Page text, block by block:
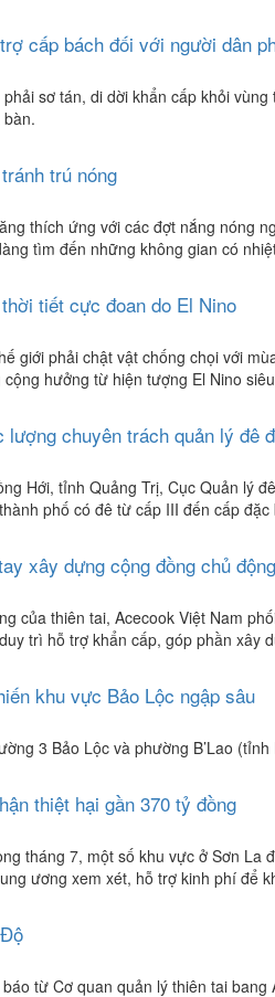
cấp bách đối với người dân
sơ tán, di dời khẩn cấp khỏi
trú nóng
thích ứng với các đợt nắng nóng
tìm đến những không gian có
tiết cực đoan do El Nino
giới phải chật vật chống chọi với
hưởng từ hiện tượng El Nino
lượng chuyên trách quản lý
Hới, tỉnh Quảng Trị, Cục Quản lý
phố có đê từ cấp III đến cấp đặc
xây dựng cộng đồng chủ
của thiên tai, Acecook Việt Nam
trì hỗ trợ khẩn cấp, góp phần xây
khu vực Bảo Lộc ngập sâu
3 Bảo Lộc và phường B’Lao
thiệt hại gần 370 tỷ đồng
tháng 7, một số khu vực ở Sơn
ương xem xét, hỗ trợ kinh phí để
từ Cơ quan quản lý thiên tai